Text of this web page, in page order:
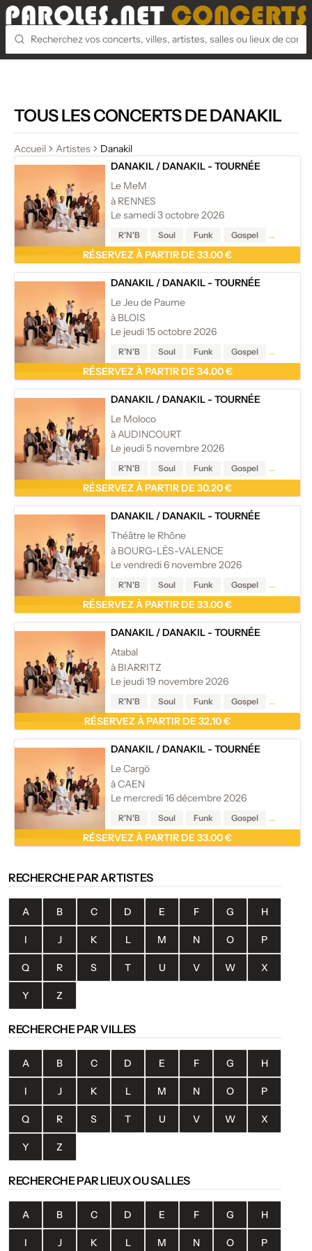
TOUS LES CONCERTS DE DANAKIL
Accueil Artistes
Danakil
DANAKIL /DANAKIL - TOURNÉE
Le MeM
à RENNES
Le samedi 3 octobre 2026
R'N'B Soul Funk Gospel
RÉSERVEZ À PARTIR DE 33.00 €
DANAKIL /DANAKIL - TOURNÉE
Le Jeu de Paume
à BLOIS
Le jeudi 15 octobre 2026
R'N'B Soul Funk Gospel
RÉSERVEZ À PARTIR DE 34.00 €
DANAKIL /DANAKIL - TOURNÉE
Le Moloco
à AUDINCOURT
Le jeudi 5 novembre 2026
R'N'B Soul Funk Gospel
RÉSERVEZ À PARTIR DE 30.20 €
DANAKIL /DANAKIL - TOURNÉE
Théâtre le Rhône
à BOURG-LÈS-VALENCE
Le vendredi 6 novembre 2026
R'N'B Soul Funk Gospel
RÉSERVEZ À PARTIR DE 33.00 €
DANAKIL /DANAKIL - TOURNÉE
Atabal
à BIARRITZ
Le jeudi 19 novembre 2026
R'N'B Soul Funk Gospel
RÉSERVEZ À PARTIR DE 32.10 €
DANAKIL /DANAKIL - TOURNÉE
Le Cargö
à CAEN
Le mercredi 16 décembre 2026
R'N'B Soul Funk Gospel
RÉSERVEZ À PARTIR DE 33.00 €
RECHERCHE PAR ARTISTES
A B C D E F G H
I J K L M N O P
Q R S T U V W X
Y Z
RECHERCHE PAR VILLES
A B C D E F G H
I J K L M N O P
Q R S T U V W X
Y Z
RECHERCHE PAR LIEUX OU SALLES
A B C D E F G H
I J K L M N O P